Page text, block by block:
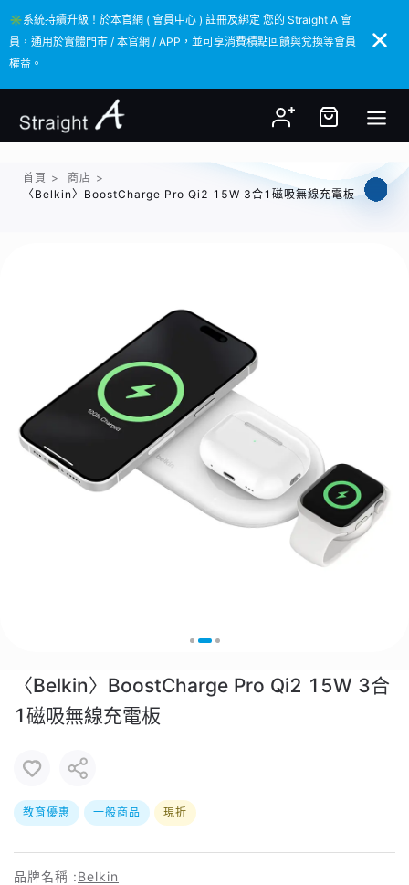
✳️系統持續升級！於本官網 ( 會員中心 ) 註冊及綁定 您的 Straight A 會
員，通用於實體門市 / 本官網 / APP，並可享消費積點回饋與兌換等會員
權益。
✳️系統持續升級！於本官網 ( 會員中心 ) 註冊及綁定 您的 Straight A 會
員，通用於實體門市 / 本官網 / APP，並可享消費積點回饋與兌換等會員
權益。
首頁 > 商店 >
〈Belkin〉BoostCharge Pro Qi2 15W 3合1磁吸無線充電板
〈Belkin〉BoostCharge Pro Qi2 15W 3合
1磁吸無線充電板
教育優惠 一般商品 現折
品牌名稱 :Belkin